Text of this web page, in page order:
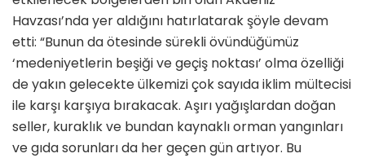
Havzası’nda yer aldığını hatırlatarak şöyle devam
etti: “Bunun da ötesinde sürekli övündüğümüz
‘medeniyetlerin beşiği ve geçiş noktası’ olma özelliği
de yakın gelecekte ülkemizi çok sayıda iklim mültecisi
ile karşı karşıya bırakacak. Aşırı yağışlardan doğan
seller, kuraklık ve bundan kaynaklı orman yangınları
ve gıda sorunları da her geçen gün artıyor. Bu